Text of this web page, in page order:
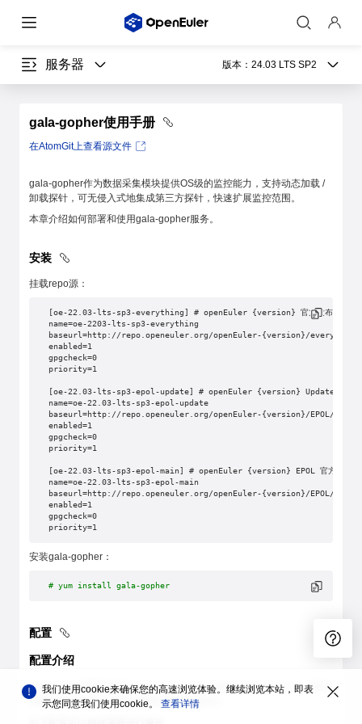
服务器 版本： 24.03 LTS SP2
gala-gopher使用手册
在AtomGit上查看源文件
gala-gopher作为数据采集模块提供OS级的监控能力，支持动态加载 /
卸载探针，可无侵入式地集成第三方探针，快速扩展监控范围。
本章介绍如何部署和使用gala-gopher服务。
安装
挂载repo源：
[oe-22.03-lts-sp3-everything] # openEuler {version} 官方发布源
name=oe-2203-lts-sp3-everything
baseurl=http://repo.openeuler.org/openEuler-{version}/everything/
enabled=1
gpgcheck=0
priority=1
[oe-22.03-lts-sp3-epol-update] # openEuler {version} Update 官方发
name=oe-22.03-lts-sp3-epol-update
baseurl=http://repo.openeuler.org/openEuler-{version}/EPOL/
enabled=1
gpgcheck=0
priority=1
[oe-22.03-lts-sp3-epol-main] # openEuler {version} EPOL 官方发布源
name=oe-22.03-lts-sp3-epol-main
baseurl=http://repo.openeuler.org/openEuler-{version}/EPOL/main/
enabled=1
gpgcheck=0
priority=1
安装gala-gopher：
# yum install gala-gopher
配置
配置介绍
gala-gopher配置文件为 /opt/gala-gopher/gala-gopher.conf
，该文
件配置项说明如下(省略无需用户配置的部分)。
我们使用cookie来确保您的高速浏览体验。继续浏览本站，即表
示您同意我们使用cookie。 查看详情